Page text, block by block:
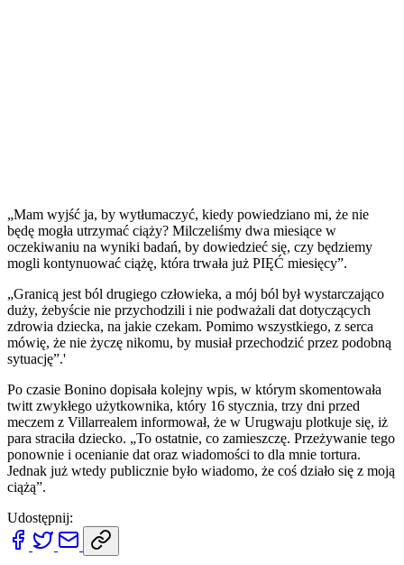
„Mam wyjść ja, by wytłumaczyć, kiedy powiedziano mi, że nie
będę mogła utrzymać ciąży? Milczeliśmy dwa miesiące w
oczekiwaniu na wyniki badań, by dowiedzieć się, czy będziemy
mogli kontynuować ciążę, która trwała już PIĘĆ miesięcy”.
„Granicą jest ból drugiego człowieka, a mój ból był wystarczająco
duży, żebyście nie przychodzili i nie podważali dat dotyczących
zdrowia dziecka, na jakie czekam. Pomimo wszystkiego, z serca
mówię, że nie życzę nikomu, by musiał przechodzić przez podobną
sytuację”.'
Po czasie Bonino dopisała kolejny wpis, w którym skomentowała
twitt zwykłego użytkownika, który 16 stycznia, trzy dni przed
meczem z Villarrealem informował, że w Urugwaju plotkuje się, iż
para straciła dziecko. „To ostatnie, co zamieszczę. Przeżywanie tego
ponownie i ocenianie dat oraz wiadomości to dla mnie tortura.
Jednak już wtedy publicznie było wiadomo, że coś działo się z moją
ciążą”.
Udostępnij: